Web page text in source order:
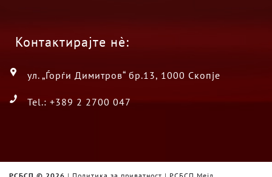
Контактирајте нè:
ул. „Ѓорѓи Димитров“ бр.13, 1000 Скопје
Tel.: +389 2 2700 047